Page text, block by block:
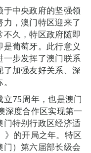
中央政府的坚强领
，澳门特区迎来了
久，特区政府随即
葡萄牙。此行意义
步发挥了澳门联系
加强友好关系、深
75周年，也是澳门
深度合作区实现第一
门特别行政区经济适
的开局之年。特区
）第六届部长级会